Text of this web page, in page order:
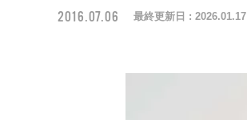
2016.07.06 最終更新日 : 2026.01.17